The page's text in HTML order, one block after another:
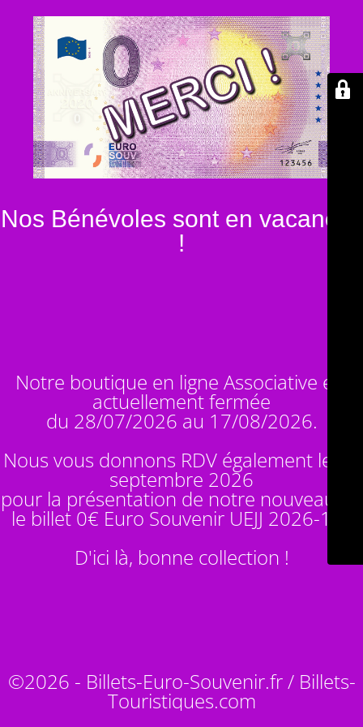
Nos Bénévoles sont en vacances
!
Notre boutique en ligne Associative est
actuellement fermée
du 28/07/2026 au 17/08/2026.
Nous vous donnons RDV également le 14
septembre 2026
pour la présentation de notre nouveauté :
le billet 0€ Euro Souvenir UEJJ 2026-10
D'ici là, bonne collection !
©2026 - Billets-Euro-Souvenir.fr / Billets-
Touristiques.com